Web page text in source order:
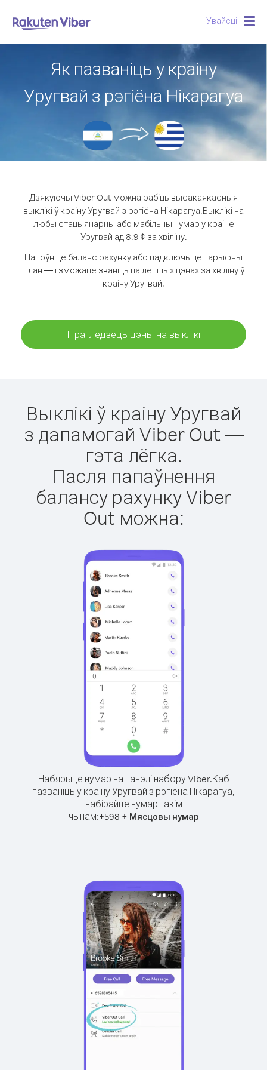
Увайсці
Як пазваніць у краіну
Уругвай з рэгіёна Нікарагуа
Дзякуючы Viber Out можна рабіць высакаякасныя
выклікі ў краіну Уругвай з рэгіёна Нікарагуа.Выклікі на
любы стацыянарны або мабільны нумар у краіне
Уругвай ад 8.9 ¢ за хвіліну.
Папоўніце баланс рахунку або падключыце тарыфны
план — і зможаце званіць па лепшых цэнах за хвіліну ў
краіну Уругвай.
Прагледзець цэны на выклікі
Выклікі ў краіну Уругвай
з дапамогай Viber Out —
гэта лёгка.
Пасля папаўнення
балансу рахунку Viber
Out можна:
Набярыце нумар на панэлі набору Viber.Каб
пазваніць у краіну Уругвай з рэгіёна Нікарагуа,
набірайце нумар такім
чынам:+598 + Мясцовы нумар